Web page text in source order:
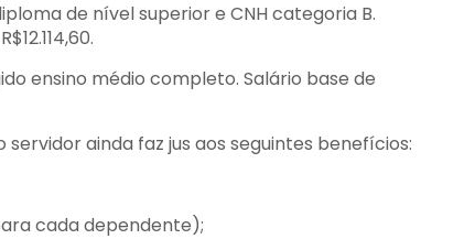
de nível superior e CNH categoria B.
ensino médio completo. Salário base de
ainda faz jus aos seguintes benefícios:
cada dependente);